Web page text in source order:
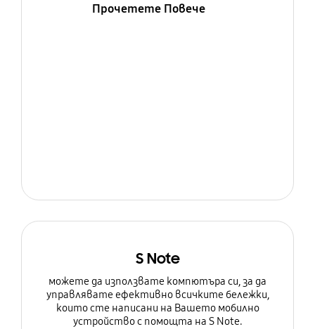
Прочетете Повече
S Note
можете да използвате компютъра си, за да
управлявате ефективно всичките бележки,
които сте написани на Вашето мобилно
устройство с помощта на S Note.